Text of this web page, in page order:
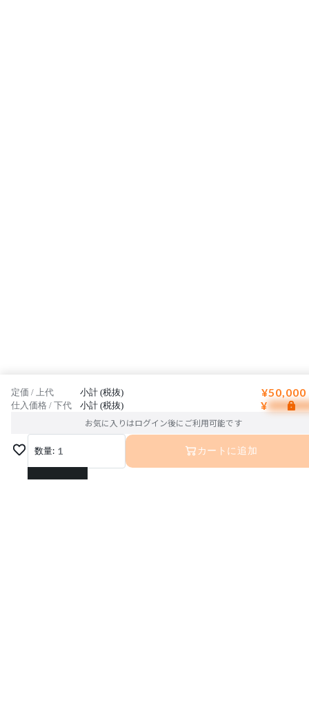
定価 / 上代 小計 (税抜) ¥50,000
仕入価格 / 下代 小計 (税抜) ¥
お気に入りはログイン後にご利用可能です
数量: 1
1
カートに追加